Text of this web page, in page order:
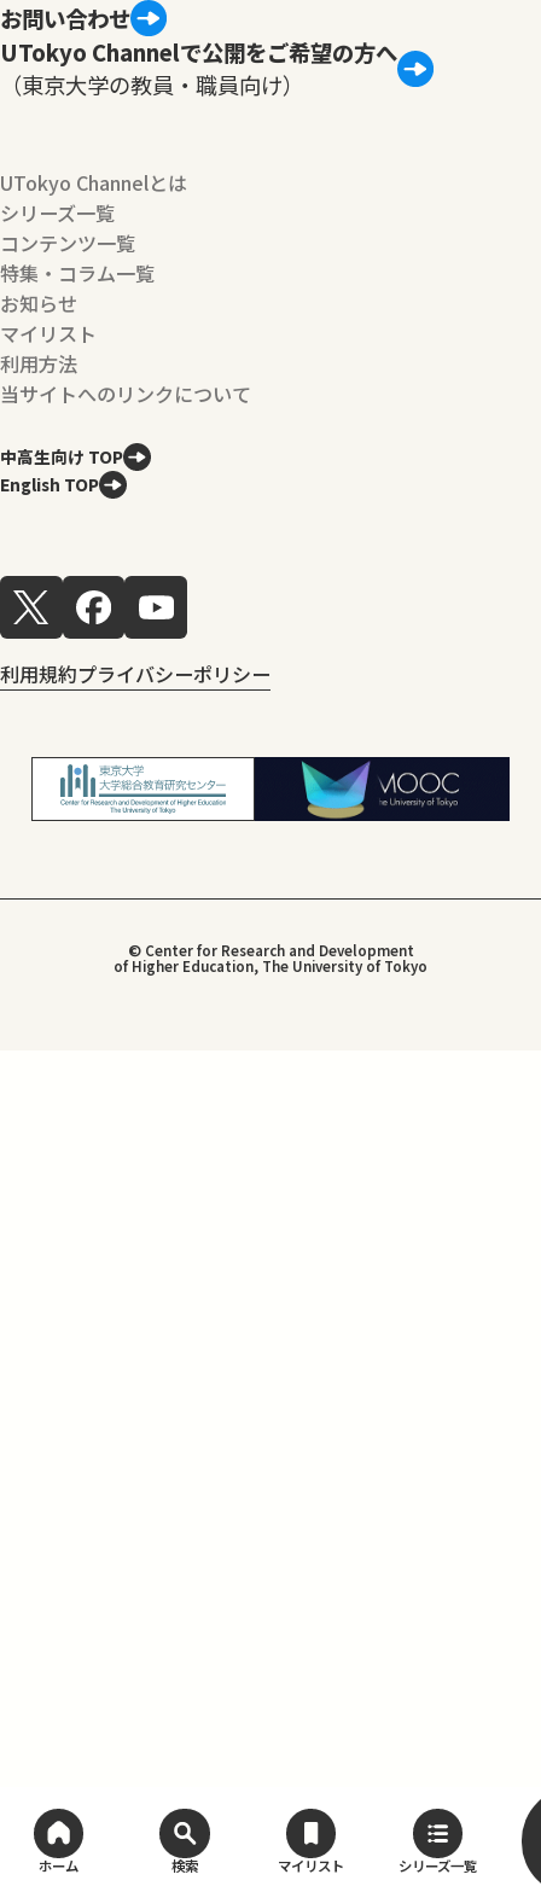
ホーム 検索 マイリスト シリーズ一覧
お問い合わせ
UTokyo Channelで公開をご希望の方へ
（東京大学の教員・職員向け）
UTokyo Channelとは
シリーズ一覧
コンテンツ一覧
特集・コラム一覧
お知らせ
マイリスト
利用方法
当サイトへのリンクについて
中高生向け TOP
English TOP
利用規約プライバシーポリシー
© Center for Research and Development
of Higher Education, The University of Tokyo